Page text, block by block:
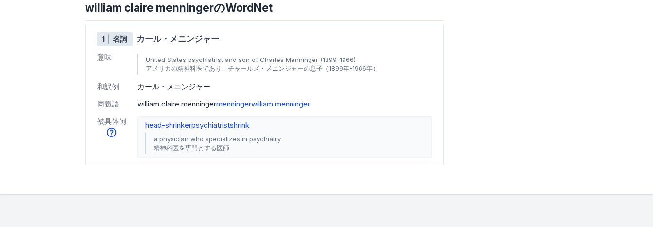
william claire menningerのWordNet
1 名詞 カール・メニンジャー
意味
United States psychiatrist and son of Charles Menninger (1899-1966)
アメリカの精神科医であり、チャールズ・メニンジャーの息子（1899年-1966年）
和訳例
カール・メニンジャー
同義語
william claire menningermenningerwilliam menninger
被具体例
head-shrinkerpsychiatristshrink
a physician who specializes in psychiatry
精神科医を専門とする医師